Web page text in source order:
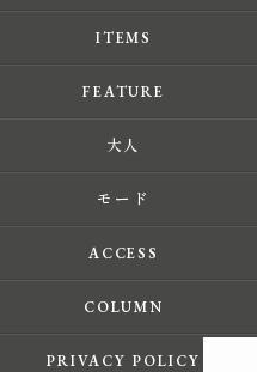
ITEMS
FEATURE
大人
モード
ACCESS
COLUMN
PRIVACY POLICY